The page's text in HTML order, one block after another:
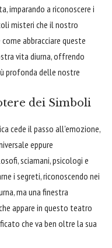
imparando a riconoscere i
misteri che il nostro
abbracciare queste
vita diurna, offrendo
profonda delle nostre
dei Simboli
cede il passo all'emozione,
eppure
sciamani, psicologi e
i segreti, riconoscendo nei
ma una finestra
appare in questo teatro
che va ben oltre la sua